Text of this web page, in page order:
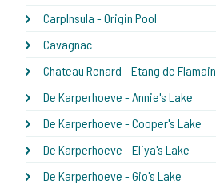
CarpInsula - Origin Pool
Cavagnac
Chateau Renard - Etang de Flamain
De Karperhoeve - Annie's Lake
De Karperhoeve - Cooper's Lake
De Karperhoeve - Eliya's Lake
De Karperhoeve - Gio's Lake